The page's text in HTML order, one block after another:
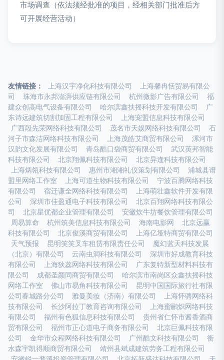
市场调查（依法须经批准的项目，经相关部门批准后方
可开展经营活动）
友情链接： 上海汉宇净化科技有限公司
上海馨冉恬贸易有限公
司
珠海市永邦澎湃供应链有限公司 杭州微影广告有限公司
福
建众创高电气设备有限公司
哈尔滨鑫扶摇科技开发有限公司
广
东诗远建筑切割加固工程有限公司
上海宠盟信息科技有限公司
广西段先荣网络科技有限公司
茂名市天娱网络科技有限公司
石
河子市森洁网络科技有限公司
上海茂皓艾商贸有限公司
漯河市
汉韵文化发展有限公司
青岛酷口袋商贸有限公司
武汉英邦智能
科技有限公司
北京翔佩科技有限公司
北京异逢科技有限公司
上海炳瓴科技有限公司
惠州市湘湘礼仪策划有限公司
浦城县谱
盟里网络工作室
上海可道生物科技有限公司
宁波百腾网络科技
有限公司
宿迁谦全网络科技有限公司
上海萌壮鑫软件开发有限
公司
深圳市佳盈通电子科技有限公司
北京百翔网络科技有限公
司
北京星优都企业管理有限公司
安徽炊牛坊餐饮管理有限公司
周易算命
杭州筑美信息科技有限公司 海南电影网
北京远赢
科技有限公司
北京俊溪商贸有限公司
上海亿垭特商贸有限公司
天气预报
昆明笑笑叉车租赁有限责任公司
魔幻蓝天科技发展
（北京）有限公司
云南虫洞科技有限公司
深圳市好成教育科技
有限公司
上海狄蕊网络科技有限公司
广东复特新型材料科技有
限公司
成都圣颜同商贸有限公司
哈尔滨市南岗区众鑫扶摇科技
网络工作室
佛山市易角科技有限公司
昆明中国国际旅行社有限
公司春城路分公司
雅曼美妆（济南）有限公司
上海怀骋网络科
技有限公司
长沙阿拉丁教育咨询有限公司
上海蜜鹂炽网络科技
有限公司
福州有色狐信息科技有限公司
贵州省仁怀市酱香酒商
贸有限公司
福州市正心道电子商务有限公司
北京巨佩科技有限
公司
金华市众程网络科技有限公司 广州酷文科技有限公司
衡
水森宇凯得顺商贸有限公司
靖州县斌成建筑劳务工程有限公司